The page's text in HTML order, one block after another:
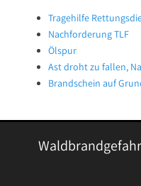
Tragehilfe
Nachforderung TLF
Ölspur
Ast droht zu fallen,
Brandschein auf